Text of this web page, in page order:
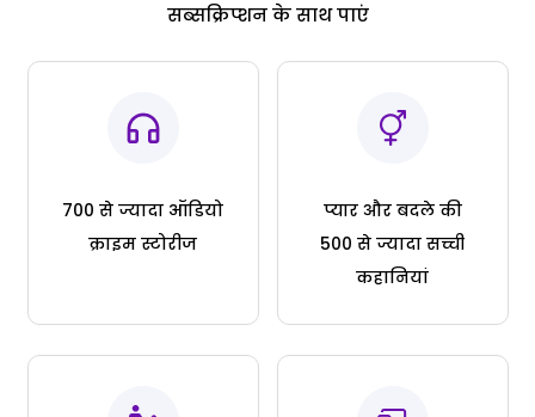
सब्सक्रिप्शन के साथ पाएं
700 से ज्यादा ऑडियो
क्राइम स्टोरीज
प्यार और बदले की
500 से ज्यादा सच्ची
कहानियां